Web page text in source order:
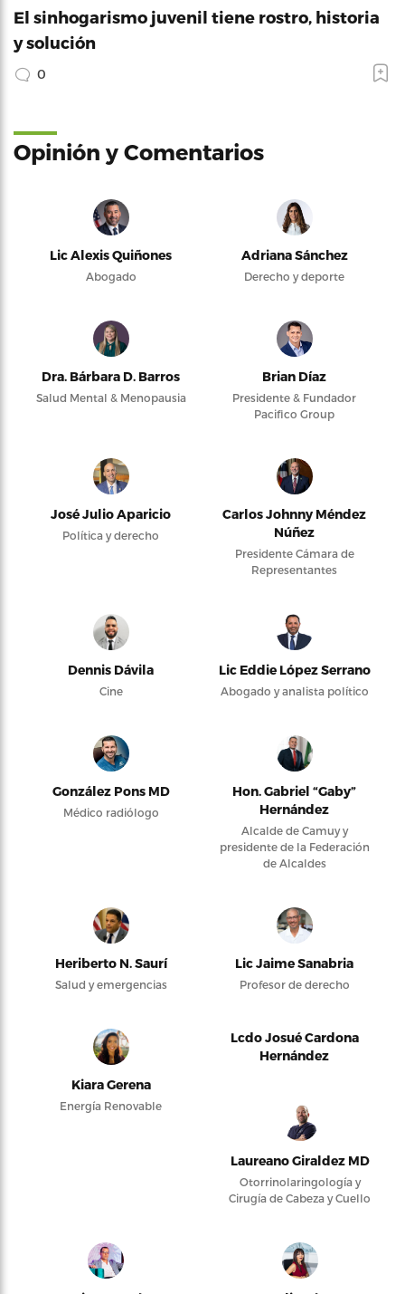
El sinhogarismo juvenil tiene rostro, historia
y solución
0
Opinión y Comentarios
Lic Alexis Quiñones
Abogado
Adriana Sánchez
Derecho y deporte
Dra. Bárbara D. Barros
Salud Mental & Menopausia
Brian Díaz
Presidente & Fundador
Pacifico Group
José Julio Aparicio
Política y derecho
Carlos Johnny Méndez
Núñez
Presidente Cámara de
Representantes
Dennis Dávila
Cine
Lic Eddie López Serrano
Abogado y analista político
González Pons MD
Médico radiólogo
Hon. Gabriel “Gaby”
Hernández
Alcalde de Camuy y
presidente de la Federación
de Alcaldes
Heriberto N. Saurí
Salud y emergencias
Lic Jaime Sanabria
Profesor de derecho
Kiara Gerena
Energía Renovable
Lcdo Josué Cardona
Hernández
Laureano Giraldez MD
Otorrinolaringología y
Cirugía de Cabeza y Cuello